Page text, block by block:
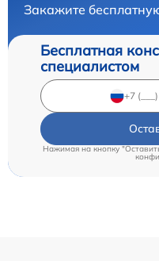
Закажите
Бесплатная
специалистом
Нажимая на кнопку